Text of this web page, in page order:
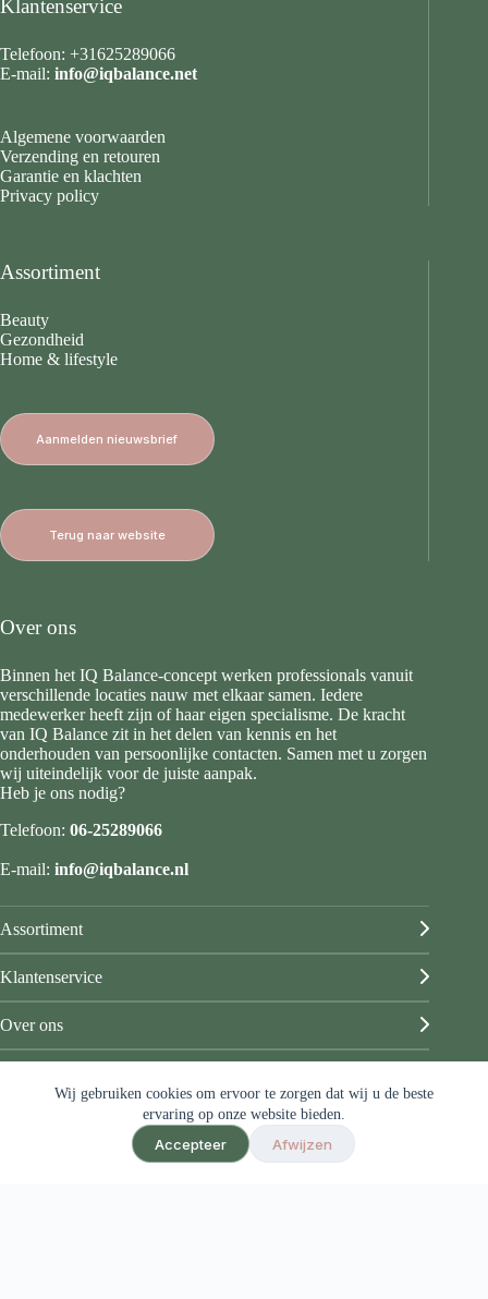
Wij gebruiken cookies om ervoor te zorgen dat wij u de beste
ervaring op onze website bieden.
Accepteer Afwijzen
Klantenservice
Telefoon: +31625289066
E-mail: info@iqbalance.net
Algemene voorwaarden
Verzending en retouren
Garantie en klachten
Privacy policy
Assortiment
Beauty
Gezondheid
Home & lifestyle
Aanmelden nieuwsbrief
Terug naar website
Over ons
Binnen het IQ Balance-concept werken professionals vanuit
verschillende locaties nauw met elkaar samen. Iedere
medewerker heeft zijn of haar eigen specialisme. De kracht
van IQ Balance zit in het delen van kennis en het
onderhouden van persoonlijke contacten. Samen met u zorgen
wij uiteindelijk voor de juiste aanpak.
Heb je ons nodig?
Telefoon: 06-25289066
E-mail: info@iqbalance.nl
Assortiment
Klantenservice
Over ons
© IQ Balance
Algemene voorwaarden
Privacy & disclaimer